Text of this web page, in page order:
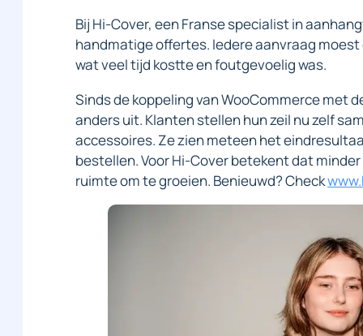
Bij Hi-Cover, een Franse specialist in
handmatige offertes. Iedere aanvraag
wat veel tijd kostte en foutgevoelig was.
Sinds de koppeling van WooCommerce met
anders uit. Klanten stellen hun zeil nu zelf
accessoires. Ze zien meteen het
bestellen. Voor Hi-Cover betekent dat
ruimte om te groeien. Benieuwd? Check